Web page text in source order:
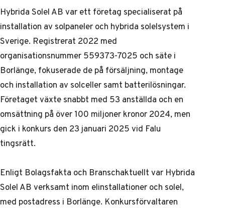
Hybrida Solel AB var ett företag specialiserat på
installation av solpaneler och hybrida solelsystem i
Sverige. Registrerat 2022 med
organisationsnummer 559373-7025 och säte i
Borlänge, fokuserade de på försäljning, montage
och installation av solceller samt batterilösningar.
Företaget växte snabbt med 53 anställda och en
omsättning på över 100 miljoner kronor 2024, men
gick i konkurs den 23 januari 2025 vid Falu
tingsrätt.
Enligt Bolagsfakta och Branschaktuellt var Hybrida
Solel AB verksamt inom elinstallationer och solel,
med postadress i Borlänge. Konkursförvaltaren